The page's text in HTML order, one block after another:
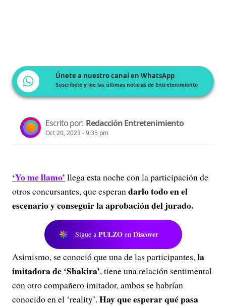
Únete a nuestro canal en WhatsApp
Suscríbete y lee las últimas noticias de Entretenimiento
Escrito por: Redacción Entretenimiento
Oct 20, 2023 - 9:35 pm
‘Yo me llamo’ llega esta noche con la participación de
otros concursantes, que esperandarlo todo en el
escenario y conseguir la aprobación del jurado.
Sigue a PULZO en Discover
Asimismo, se conoció que una de las participantes,la
imitadora de ‘Shakira’, tiene una relación sentimental
con otro compañero imitador, ambos se habrían
conocido en el ‘reality’. Hay que esperar qué pasa